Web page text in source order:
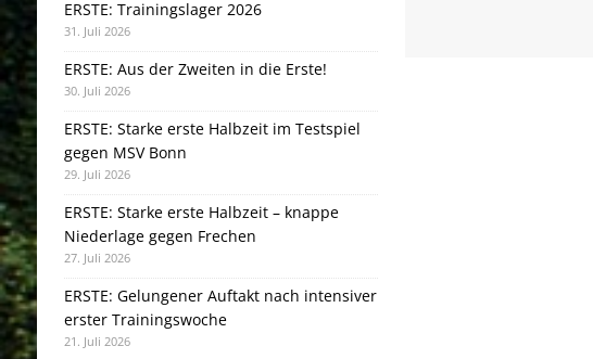
ERSTE: Trainingslager 2026
31. Juli 2026
ERSTE: Aus der Zweiten in die Erste!
30. Juli 2026
ERSTE: Starke erste Halbzeit im Testspiel
gegen MSV Bonn
29. Juli 2026
ERSTE: Starke erste Halbzeit – knappe
Niederlage gegen Frechen
27. Juli 2026
ERSTE: Gelungener Auftakt nach intensiver
erster Trainingswoche
21. Juli 2026